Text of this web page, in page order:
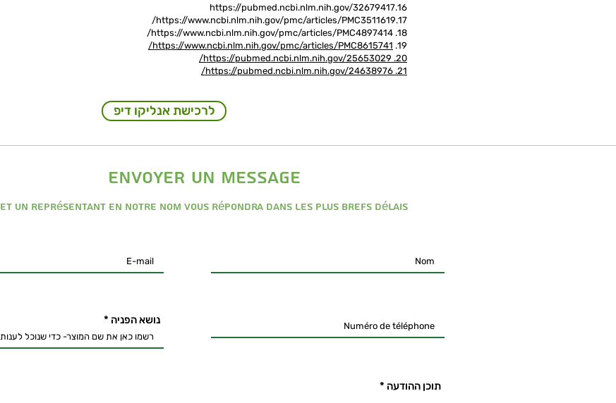
16.
https://pubmed.ncbi.nlm.nih.gov/32679417
17.
https://www.ncbi.nlm.nih.gov/pmc/articles/PMC3511619/
18. https://www.ncbi.nlm.nih.gov/pmc/articles/PMC4897414/
19.
https://www.ncbi.nlm.nih.gov/pmc/articles/PMC8615741/
20.
https://pubmed.ncbi.nlm.nih.gov/25653029/
21.
https://pubmed.ncbi.nlm.nih.gov/24638976/
לרכישת אנליקו דיפ
תוכן ההודעה
נושא הפניה
envoyer un message
Et un représentant en notre nom vous répondra dans les plus brefs délais